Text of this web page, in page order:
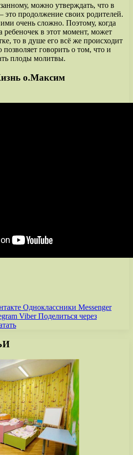
можно утверждать, что в
продолжение своих родителей.
очень сложно. Поэтому, когда
ребеночек в этот момент, может
то в душе его всё же происходит
позволяет говорить о том, что и
плоды молитвы.
о.Максим
Одноклассники Messenger
Viber Поделиться через